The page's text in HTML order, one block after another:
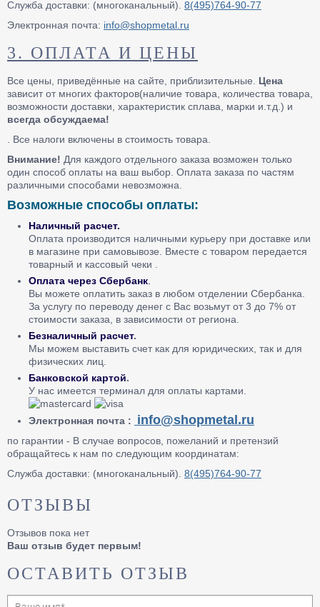
Служба доставки: (многоканальный). 8(495)764-90-77
Электронная почта: info@shopmetal.ru
3. ОПЛАТА И ЦЕНЫ
Все цены, приведённые на сайте, приблизительные. Цена
зависит от многих факторов(наличие товара, количества товара,
возможности доставки, характеристик сплава, марки и.т.д.) и
всегда обсуждаема!
. Все налоги включены в стоимость товара.
Внимание! Для каждого отдельного заказа возможен только
один способ оплаты на ваш выбор. Оплата заказа по частям
различными способами невозможна.
Возможные способы оплаты:
Наличный расчет.
Оплата производится наличными курьеру при доставке или
в магазине при самовывозе. Вместе с товаром передается
товарный и кассовый чеки .
Оплата через Сбербанк
Вы можете оплатить заказ в любом отделении Сбербанка.
За услугу по переводу денег с Вас возьмут от 3 до 7% от
стоимости заказа, в зависимости от региона.
Безналичный расчет.
Мы можем выставить счет как для юридических, так и для
физических лиц.
Банковской картой.
У нас имеется терминал для оплаты картами.
Электронная почта : info@shopmetal.ru
по гарантии - В случае вопросов, пожеланий и претензий
обращайтесь к нам по следующим координатам:
Служба доставки: (многоканальный). 8(495)764-90-77
ОТЗЫВЫ
Отзывов пока нет
Ваш отзыв будет первым!
ОСТАВИТЬ ОТЗЫВ